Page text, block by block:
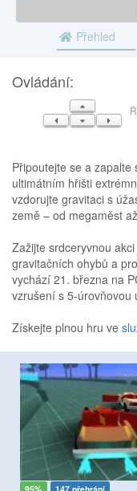
Přehled
Ovládání:
NAHORU
VLEVODOLŮ
Připoutejte se a zapalte
ultimátním hřišti
vzdorujte gravitaci s
země – od megaměst
Zažijte srdceryvnou
gravitačních ohybů a
vychází 21. března na
vzrušení s 5-úrovňovou
Získejte plnou hru ve